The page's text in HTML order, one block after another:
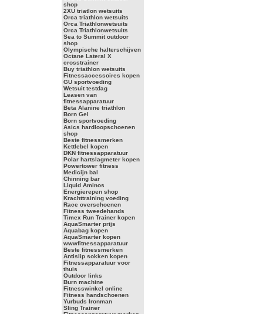
shop
2XU triatlon wetsuits
Orca triathlon wetsuits
Orca Triathlonwetsuits
Orca Triathlonwetsuits
Sea to Summit outdoor
shop
Olympische halterschijven
Octane Lateral X
crosstrainer
Buy triathlon wetsuits
Fitnessaccessoires kopen
GU sportvoeding
Wetsuit testdag
Leasen van
fitnessapparatuur
Beta Alanine triathlon
Born Gel
Born sportvoeding
Asics hardloopschoenen
shop
Beste fitnessmerken
Kettlebel kopen
DKN fitnessapparatuur
Polar hartslagmeter kopen
Powertower fitness
Medicijn bal
Chinning bar
Liquid Aminos
Energierepen shop
Krachttraining voeding
Race overschoenen
Fitness tweedehands
Timex Run Trainer kopen
AquaSmarter prijs
Aquabag kopen
AquaSmarter kopen
wwwfitnessapparatuur
Beste fitnessmerken
Antislip sokken kopen
Fitnessapparatuur voor
thuis
Outdoor links
Burn machine
Fitnesswinkel online
Fitness handschoenen
Yurbuds Ironman
Sling Trainer